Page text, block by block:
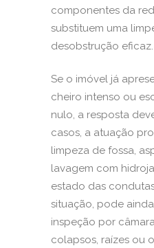
componentes da
substituem uma
desobstrução eficaz.
Se o imóvel já
cheiro intenso ou
nulo, a resposta
casos, a atuação
limpeza de fossa,
lavagem com
estado das
situação, pode
inspeção por
colapsos, raízes ou